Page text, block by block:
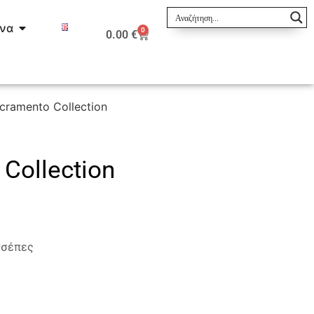
0.00 € 0
Collection